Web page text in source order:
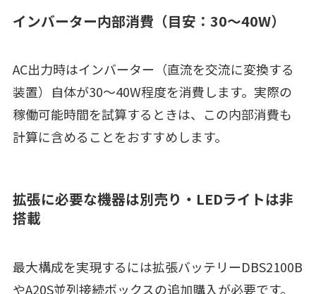
インバーター内部消費（目安：30〜40W）
AC出力時はインバーター（直流を交流に変換する
装置）自体が30〜40W程度を消費します。実際の
稼働可能時間を試算するときは、この内部消費も
計算に含めることをおすすめします。
拡張に必要な機器は別売り・LEDライトは非
搭載
最大構成を実現するには拡張バッテリーDBS2100B
やA20S並列接続ボックスの追加購入が必要です。